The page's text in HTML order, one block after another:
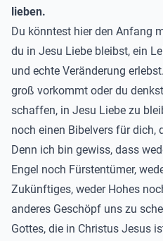
lieben.
Du könntest hier den Anfang
du in Jesu Liebe bleibst, ein
und echte Veränderung
groß vorkommt oder du
schaffen, in Jesu Liebe zu
noch einen Bibelvers für
Denn ich bin gewiss, dass
Engel noch Fürstentümer,
Zukünftiges, weder Hohes
anderes Geschöpf uns zu
Gottes, die in Christus Jesus